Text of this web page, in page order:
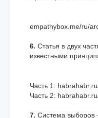
empathybox.me/ru/
6. Статья в двух
известными
Часть 1:
Часть 2:
7. Система выборов